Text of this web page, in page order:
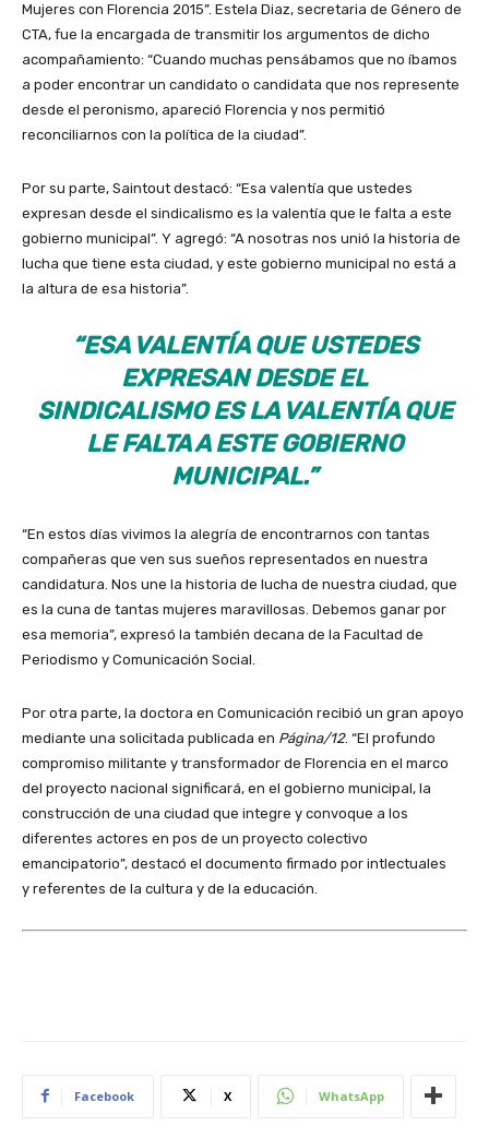
Mujeres con Florencia 2015”. Estela Diaz, secretaria de Género de
CTA, fue la encargada de transmitir los argumentos de dicho
acompañamiento: “Cuando muchas pensábamos que no íbamos
a poder encontrar un candidato o candidata que nos represente
desde el peronismo, apareció Florencia y nos permitió
reconciliarnos con la política de la ciudad”.
Por su parte, Saintout destacó: “Esa valentía que ustedes
expresan desde el sindicalismo es la valentía que le falta a este
gobierno municipal”. Y agregó: “A nosotras nos unió la historia de
lucha que tiene esta ciudad, y este gobierno municipal no está a
la altura de esa historia”.
“ESA VALENTÍA QUE USTEDES
EXPRESAN DESDE EL
SINDICALISMO ES LA VALENTÍA QUE
LE FALTA A ESTE GOBIERNO
MUNICIPAL.”
“En estos días vivimos la alegría de encontrarnos con tantas
compañeras que ven sus sueños representados en nuestra
candidatura. Nos une la historia de lucha de nuestra ciudad, que
es la cuna de tantas mujeres maravillosas. Debemos ganar por
esa memoria”, expresó la también decana de la Facultad de
Periodismo y Comunicación Social.
Por otra parte, la doctora en Comunicación recibió un gran apoyo
mediante una solicitada publicada en Página/12. “El profundo
compromiso militante y transformador de Florencia en el marco
del proyecto nacional significará, en el gobierno municipal, la
construcción de una ciudad que integre y convoque a los
diferentes actores en pos de un proyecto colectivo
emancipatorio”, destacó el documento firmado por intlectuales
y referentes de la cultura y de la educación.
Facebook X WhatsApp